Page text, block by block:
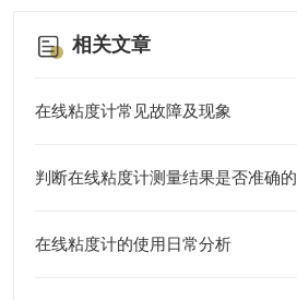
相关文章
在线粘度计常见故障及现象
判断在线粘度计测量结果是否准确
在线粘度计的使用日常分析